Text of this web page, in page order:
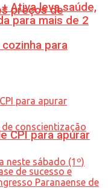
preços de
para
Ativa leva saúde,
para mais de 2
CPI para apurar